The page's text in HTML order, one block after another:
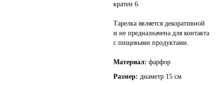
кратен 6.
Тарелка является декоративной
и не предназначена для контакта
с пищевыми продуктами.
Материал: фарфор
Размер: диаметр 15 см